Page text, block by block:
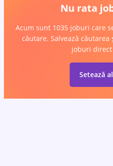
Nu rata
Acum sunt 1035 joburi care
căutare. Salvează
joburi
Setează